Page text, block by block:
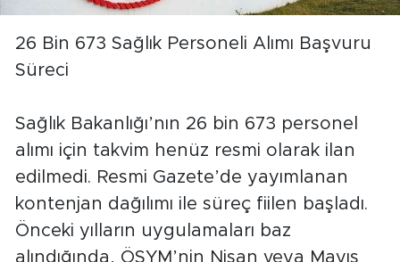
26 Bin 673 Sağlık Personeli Alımı Başvuru
Süreci
Sağlık Bakanlığı’nın 26 bin 673 personel
alımı için takvim henüz resmi olarak ilan
edilmedi. Resmi Gazete’de yayımlanan
kontenjan dağılımı ile süreç fiilen başladı.
Önceki yılların uygulamaları baz
alındığında, ÖSYM’nin Nisan veya Mayıs